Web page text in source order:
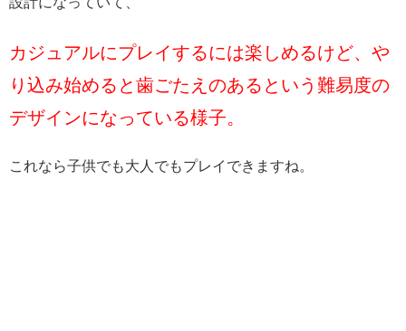
カジュアルにプレイするには楽しめるけど、や
り込み始めると歯ごたえのあるという難易度の
デザインになっている様子。
これなら子供でも大人でもプレイできますね。